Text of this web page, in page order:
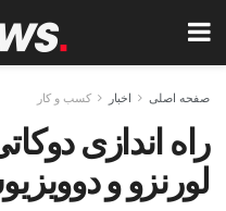
صفحه اصلی اخبار کسب و کار
راه اندازی
لورنزو و